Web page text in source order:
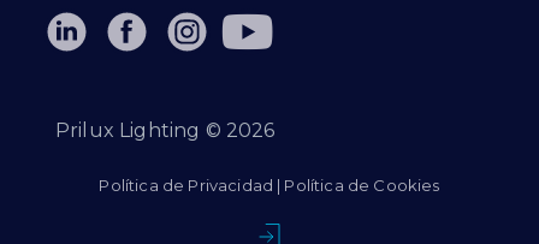
Prilux Lighting © 2026
Política de Privacidad | Política de Cookies